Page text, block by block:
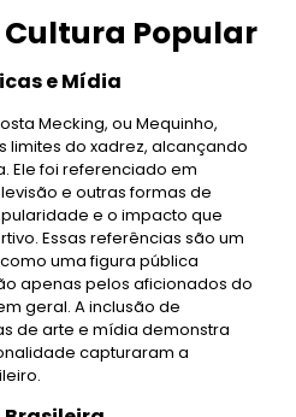
Popular
e Mídia
Mecking, ou Mequinho,
do xadrez, alcançando
Ele foi referenciado em
e outras formas de
e o impacto que
Essas referências são um
uma figura pública
apenas pelos aficionados do
geral. A inclusão de
de arte e mídia demonstra
capturaram a